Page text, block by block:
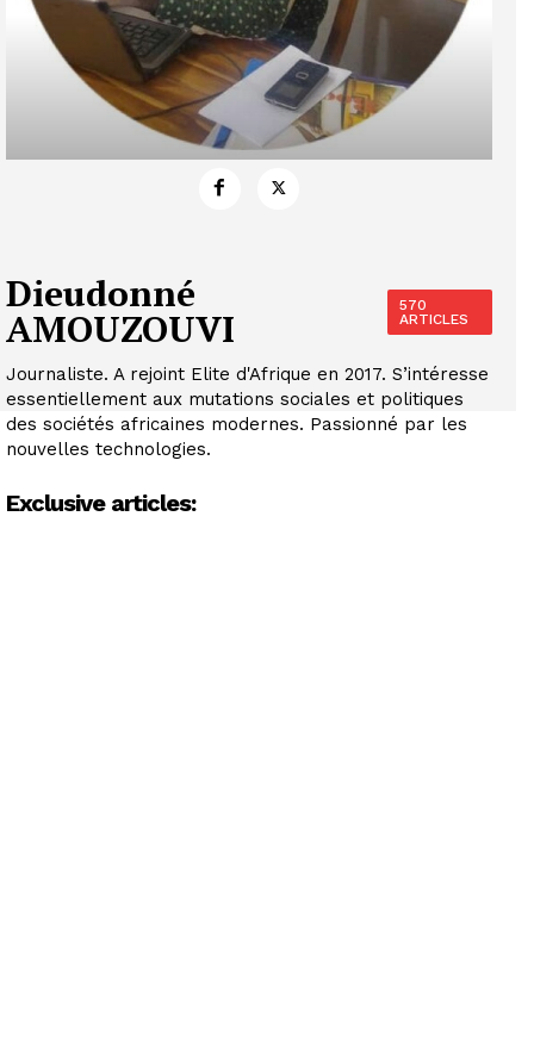
Dieudonné
AMOUZOUVI
570
ARTICLES
Journaliste. A rejoint Elite d'Afrique en 2017. S’intéresse
essentiellement aux mutations sociales et politiques
des sociétés africaines modernes. Passionné par les
nouvelles technologies.
Exclusive articles: